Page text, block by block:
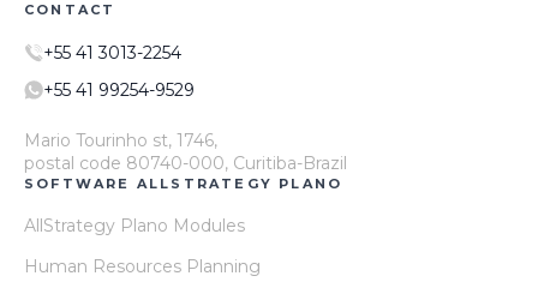
CONTACT
+55 41 3013-2254
+55 41 99254-9529
Mario Tourinho st, 1746,
postal code 80740-000, Curitiba-Brazil
SOFTWARE ALLSTRATEGY PLANO
AllStrategy Plano Modules
Human Resources Planning